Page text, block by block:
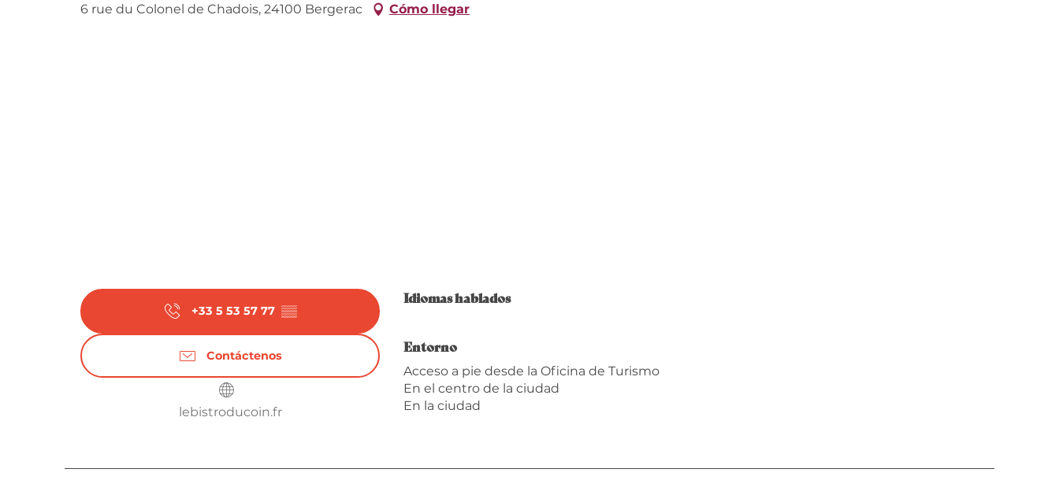
6 rue du Colonel de Chadois, 24100 Bergerac Cómo llegar
+33 5 53 57 77 ▒▒
Contáctenos
lebistroducoin.fr
Idiomas hablados
Idiomas hablados
Entorno
Entorno
Acceso a pie desde la Oficina de Turismo
En el centro de la ciudad
En la ciudad